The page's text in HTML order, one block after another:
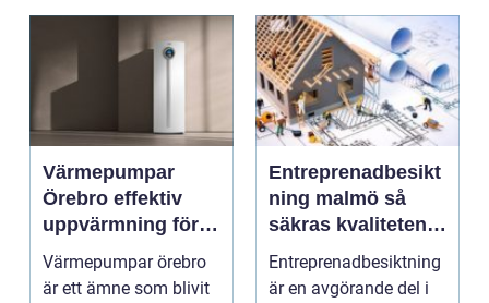
Värmepumpar
Örebro effektiv
uppvärmning för
hus och
fastigheter
Värmepumpar örebro
är ett ämne som blivit
Entreprenadbesikt
ning malmö så
säkras kvaliteten i
byggprojekt
Entreprenadbesiktning
är en avgörande del i